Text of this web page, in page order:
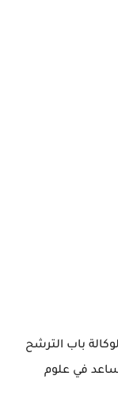
باب الترشح
في علوم